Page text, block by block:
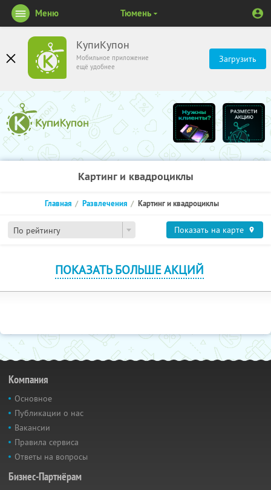
КупиКупон
Мобильное приложение
ещё удобнее
Загрузить
Меню Тюмень
Картинг и квадроциклы
По рейтингу
Главная Развлечения Картинг и квадроциклы
Показать на карте
ПОКАЗАТЬ БОЛЬШЕ АКЦИЙ
Компания
Основное
Публикации о нас
Вакансии
Правила сервиса
Ответы на вопросы
Бизнес-Партнёрам